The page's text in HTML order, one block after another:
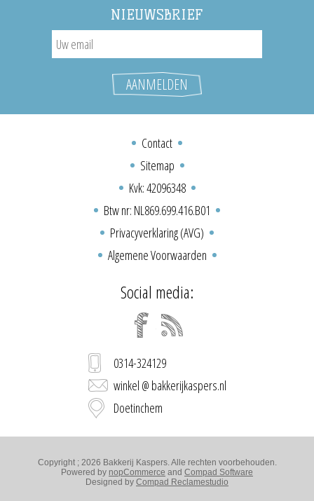
NIEUWSBRIEF
Contact
Sitemap
Kvk: 42096348
Btw nr: NL869.699.416.B01
Privacyverklaring (AVG)
Algemene Voorwaarden
Social media:
0314-324129
winkel @ bakkerijkaspers.nl
Doetinchem
Copyright ; 2026 Bakkerij Kaspers. Alle rechten voorbehouden.
Powered by nopCommerce and Compad Software
Designed by Compad Reclamestudio